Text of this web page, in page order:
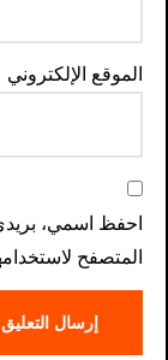
الموقع الإلكتروني
احفظ اسمي، بريدي
المتصفح